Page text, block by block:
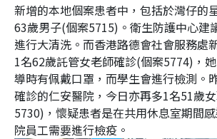
新增的本地個案患者中，包括於灣仔的
63歲男子(個案5715)。衛生防護中心建
進行大清洗。而香港路德會社會服務處
1名62歲託管女老師確診(個案5774)，
導時有佩戴口罩，而學生會進行檢測。
確診的仁安醫院，今日亦再多1名51歲
5730)，懷疑患者是在共用休息室期間
院員工需要進行檢疫。